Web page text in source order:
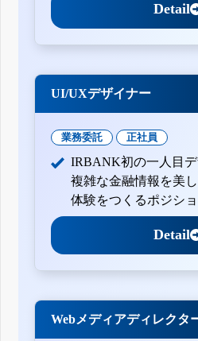
Detail
UI/UXデザイナー
業務委託 正社員
IRBANK初の一人目デ
複雑な金融情報を美
体験をつくるポジショ
Detail
Webメディアディレクタ